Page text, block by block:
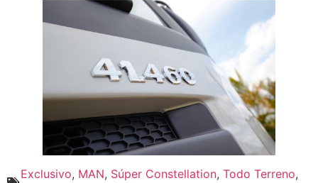
Exclusivo, MAN, Súper Constellation, Todo Terreno,